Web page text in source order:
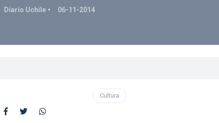
Diario Uchile 06-11-2014
Cultura